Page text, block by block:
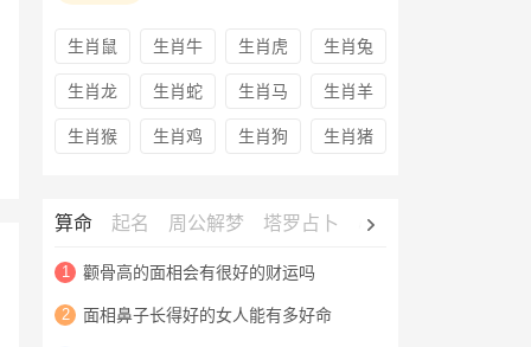
生肖鼠 生肖牛 生肖虎 生肖兔
生肖龙 生肖蛇 生肖马 生肖羊
生肖猴 生肖鸡 生肖狗 生肖猪
算命 起名 周公解梦 塔罗占卜 心理测试
1 颧骨高的面相会有很好的财运吗
2 面相鼻子长得好的女人能有多好命